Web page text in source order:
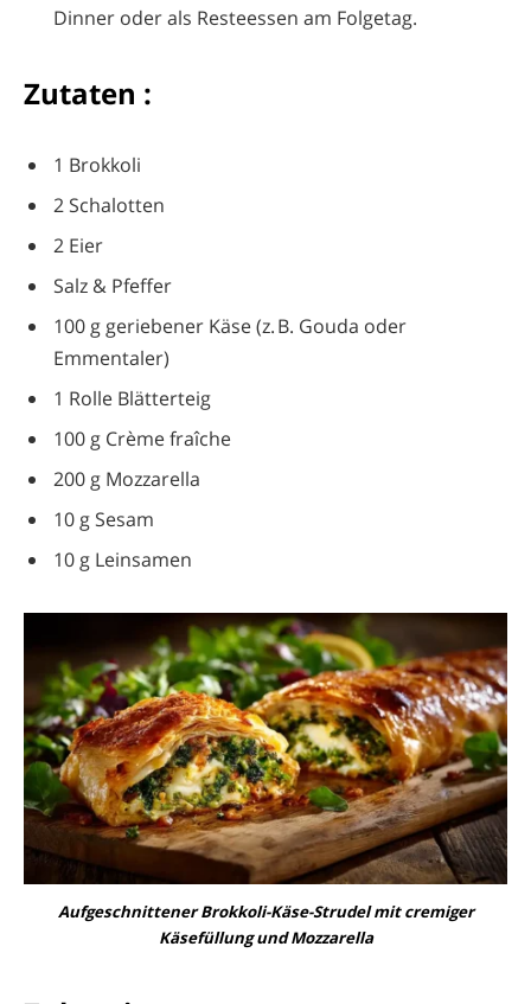
Dinner oder als Resteessen am Folgetag.
Zutaten :
1 Brokkoli
2 Schalotten
2 Eier
Salz & Pfeffer
100 g geriebener Käse (z. B. Gouda oder
Emmentaler)
1 Rolle Blätterteig
100 g Crème fraîche
200 g Mozzarella
10 g Sesam
10 g Leinsamen
Aufgeschnittener Brokkoli-Käse-Strudel mit cremiger
Käsefüllung und Mozzarella